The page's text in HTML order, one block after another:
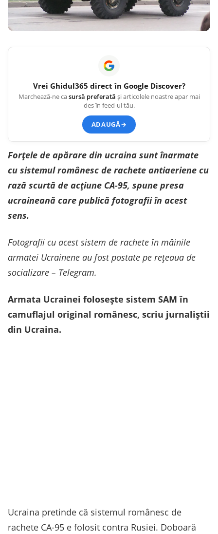
Vrei Ghidul365 direct în Google Discover?
Marchează-ne casursă preferată și articolele noastre apar mai
des în feed-ul tău.
ADAUGĂ→
Forțele de apărare din ucraina sunt înarmate
cu sistemul românesc de rachete antiaeriene cu
rază scurtă de acțiune CA-95, spune presa
ucraineană care publică fotografii în acest
sens.
Fotografii cu acest sistem de rachete în mâinile
armatei Ucrainene au fost postate pe rețeaua de
socializare – Telegram.
Armata Ucrainei folosește sistem SAM în
camuflajul original românesc, scriu jurnaliștii
din Ucraina.
Ucraina pretinde că sistemul românesc de
rachete CA-95 e folosit contra Rusiei. Doboară